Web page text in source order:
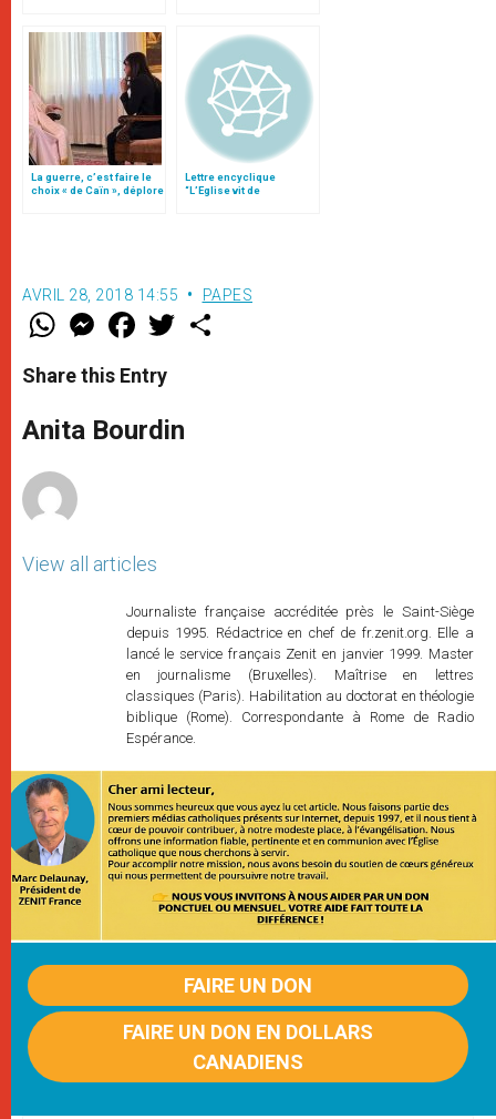
La guerre, c’est faire le
choix « de Caïn », déplore
Lettre encyclique
“L’Eglise vit de
AVRIL 28, 2018 14:55 PAPES
W
t
s
p
p
M
e
s
e
g
e
F
a
e
b
o
k
w
r
Share this Entry
Anita Bourdin
View all articles
Journaliste française accréditée près le Saint-Siège
depuis 1995. Rédactrice en chef de fr.zenit.org. Elle a
lancé le service français Zenit en janvier 1999. Master
en journalisme (Bruxelles). Maîtrise en lettres
classiques (Paris). Habilitation au doctorat en théologie
biblique (Rome). Correspondante à Rome de Radio
Espérance.
FAIRE UN DON
FAIRE UN DON EN DOLLARS
CANADIENS